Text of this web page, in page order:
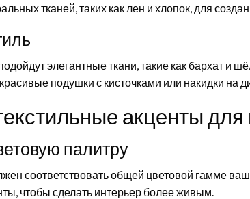
тканей, таких как лен и хлопок, для
элегантные ткани, такие как бархат и
подушки с кисточками или накидки на
акценты для
палитру
соответствовать общей цветовой гамме
чтобы сделать интерьер более живым.